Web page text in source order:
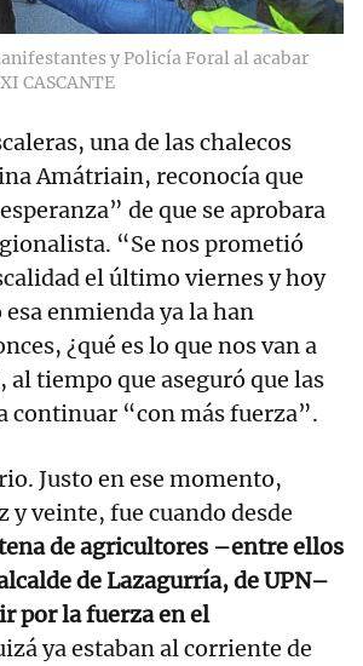
y Policía Foral al acabar
CASCANTE
una de las chalecos
Amátriain, reconocía que
de que se aprobara
“Se nos prometió
el último viernes y hoy
esa enmienda ya la han
¿qué es lo que nos van a
al tiempo que aseguró que las
continuar “con más fuerza”.
Justo en ese momento,
y veinte, fue cuando desde
de agricultores –entre ellos
de Lazagurría, de UPN–
por la fuerza en el
ya estaban al corriente de